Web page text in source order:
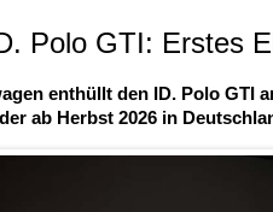
Polo GTI: Erstes
enthüllt den ID. Polo GTI
ab Herbst 2026 in